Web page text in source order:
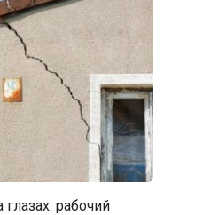
рабочий